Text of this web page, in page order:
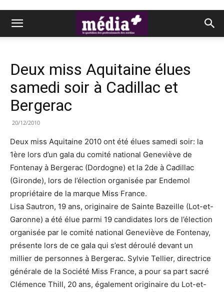
Deux miss Aquitaine élues
samedi soir à Cadillac et
Bergerac
20/12/2010
Deux miss Aquitaine 2010 ont été élues samedi soir: la
1ère lors d’un gala du comité national Geneviève de
Fontenay à Bergerac (Dordogne) et la 2de à Cadillac
(Gironde), lors de l’élection organisée par Endemol
propriétaire de la marque Miss France.
Lisa Sautron, 19 ans, originaire de Sainte Bazeille (Lot-et-
Garonne) a été élue parmi 19 candidates lors de l’élection
organisée par le comité national Geneviève de Fontenay,
présente lors de ce gala qui s’est déroulé devant un
millier de personnes à Bergerac. Sylvie Tellier, directrice
générale de la Société Miss France, a pour sa part sacré
Clémence Thill, 20 ans, également originaire du Lot-et-